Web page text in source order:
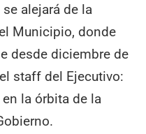
alejará de la
Municipio, donde
desde diciembre de
staff del Ejecutivo:
la órbita de la